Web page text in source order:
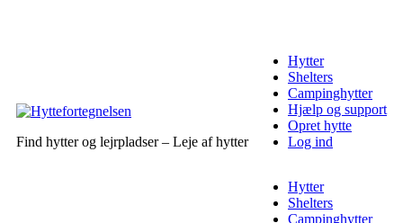
Find hytter og lejrpladser – Leje af hytter
Hytter
Shelters
Campinghytter
Hjælp og support
Opret hytte
Log ind
Hytter
Shelters
Campinghytter